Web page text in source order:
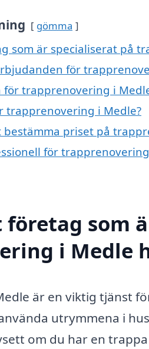
gömma
som är specialiserat på
för
för trapprenovering i
trapprenovering i Medle?
priset på
för
som
i Medle
är en viktig tjänst
utrymmena i
om du har en